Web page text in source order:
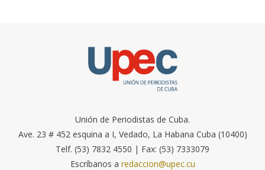
Unión de Periodistas de Cuba.
Ave. 23 # 452 esquina a I, Vedado, La Habana Cuba (10400)
Telf. (53) 7832 4550 | Fax: (53) 7333079
Escríbanos a redaccion@upec.cu